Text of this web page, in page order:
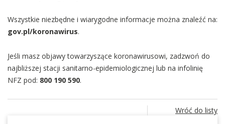
Wszystkie niezbędne i wiarygodne informacje można znaleźć na:
gov.pl/koronawirus.
Jeśli masz objawy towarzyszące koronawirusowi, zadzwoń do
najbliższej stacji sanitarno-epidemiologicznej lub na infolinię
NFZ pod: 800 190 590.
Wróć do listy